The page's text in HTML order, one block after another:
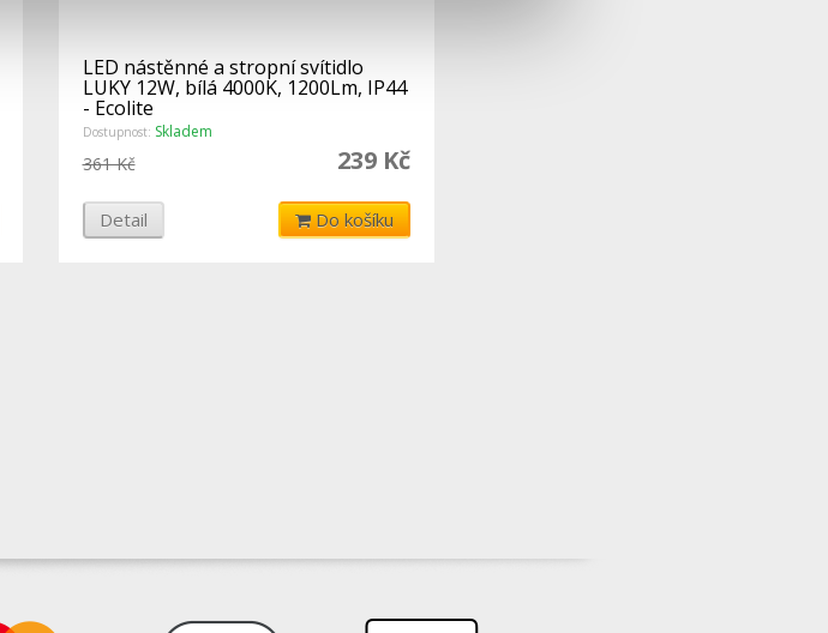
LED nástěnné a stropní svítidlo
LUKY 12W, bílá 4000K, 1200Lm, IP44
- Ecolite
Dostupnost: Skladem
239 Kč
361 Kč
Detail Do košíku